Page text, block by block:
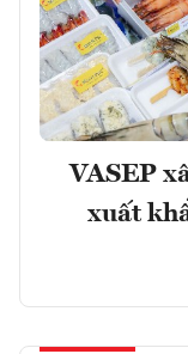
VASEP
xuất